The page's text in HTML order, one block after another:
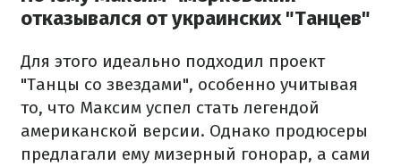
отказывался от украинских "Танцев"
Для этого идеально подходил проект
"Танцы со звездами", особенно учитывая
то, что Максим успел стать легендой
американской версии. Однако продюсеры
предлагали ему мизерный гонорар, а сами